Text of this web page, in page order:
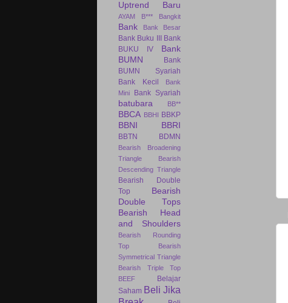
Uptrend Baru
AYAM B*** Bangkit
Bank Bank Besar
Bank Buku III
Bank
BUKU IV
Bank
BUMN
Bank
BUMN Syariah
Bank Kecil
Bank
Mini
Bank Syariah
batubara BB**
BBCA BBHI BBKP
BBNI BBRI
BBTN BDMN
Bearish Broadening
Triangle
Bearish
Descending Triangle
Bearish Double
Top
Bearish
Double Tops
Bearish Head
and Shoulders
Bearish Rounding
Top
Bearish
Symmetrical Triangle
Bearish Triple Top
BEEF
Belajar
Saham Beli Jika